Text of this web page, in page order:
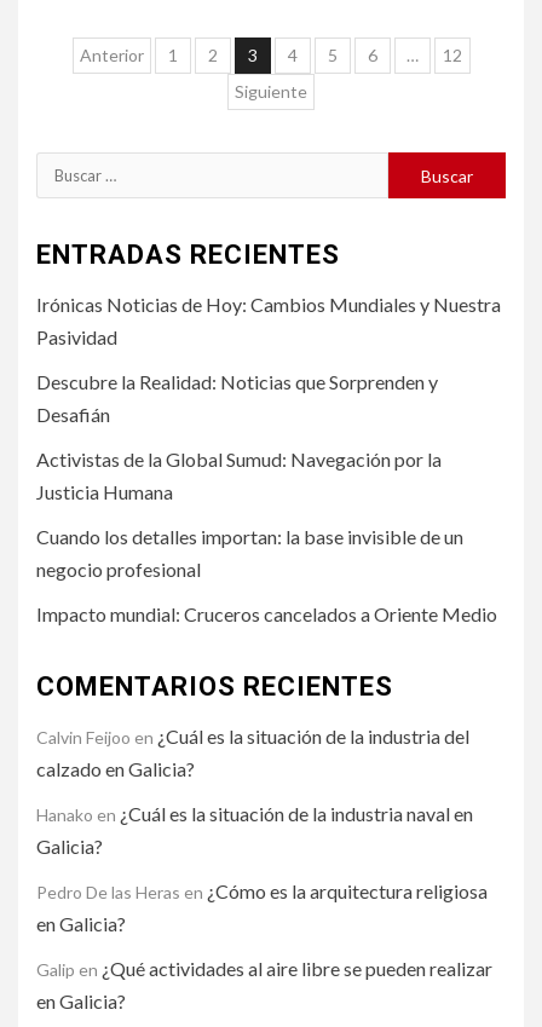
Paginación
Anterior 1 2 3 4 5 6 …
12
Siguiente
Buscar:
ENTRADAS RECIENTES
Irónicas Noticias de Hoy: Cambios Mundiales y Nuestra
Pasividad
Descubre la Realidad: Noticias que Sorprenden y
Desafián
Activistas de la Global Sumud: Navegación por la
Justicia Humana
Cuando los detalles importan: la base invisible de un
negocio profesional
Impacto mundial: Cruceros cancelados a Oriente Medio
COMENTARIOS RECIENTES
Calvin Feijoo en ¿Cuál es la situación de la industria del
calzado en Galicia?
Hanako en ¿Cuál es la situación de la industria naval en
Galicia?
Pedro De las Heras en ¿Cómo es la arquitectura religiosa
en Galicia?
Galip en ¿Qué actividades al aire libre se pueden realizar
en Galicia?